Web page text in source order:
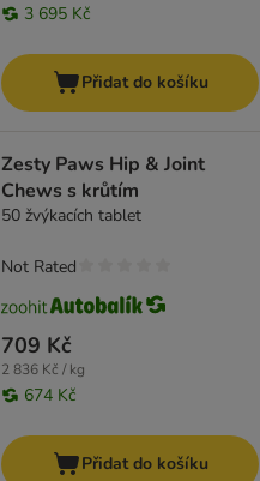
3 695 Kč
Přidat do košíku
Zesty Paws Hip & Joint
Chews s krůtím
50 žvýkacích tablet
709 Kč
2 836 Kč / kg
674 Kč
Not Rated
Přidat do košíku